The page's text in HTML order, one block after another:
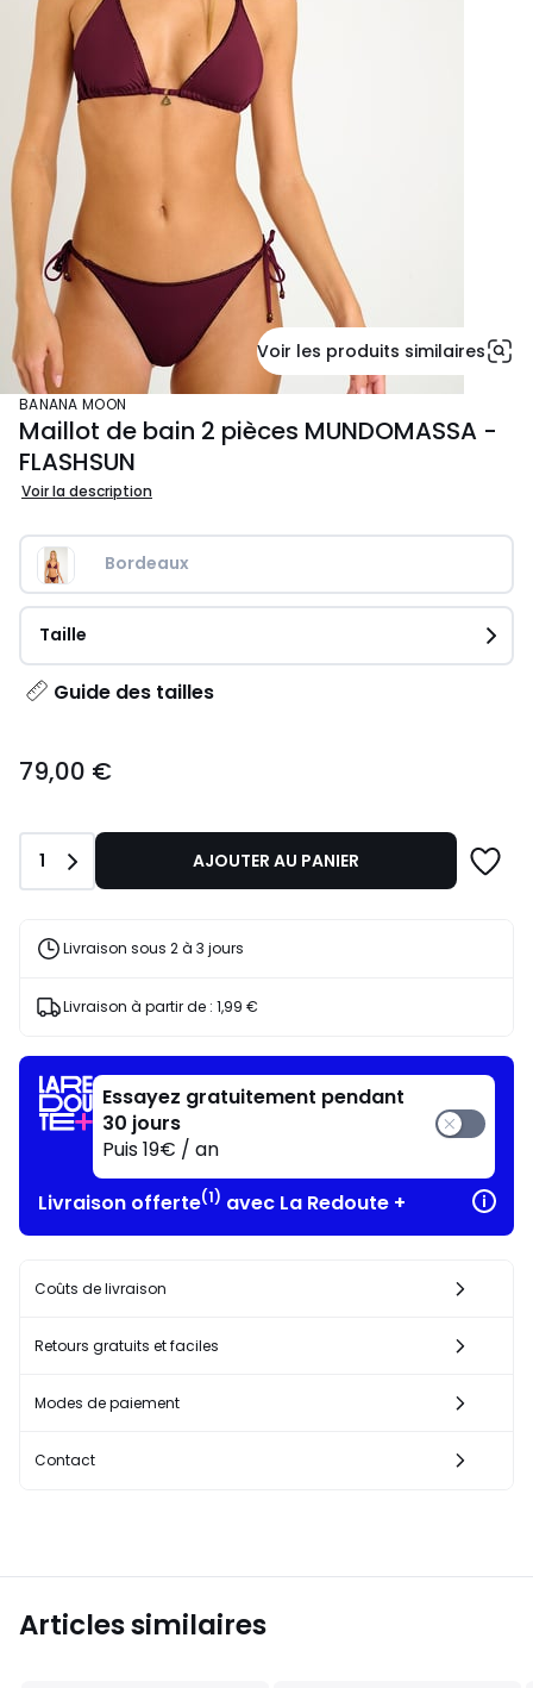
Voir les produits similaires
BANANA MOON
Maillot de bain 2 pièces MUNDOMASSA -
FLASHSUN
Voir la description
Bordeaux
Taille
Guide des tailles
€.
79,00 €
Quantité
1 AJOUTER AU PANIER
Livraison sous 2 à 3 jours
Livraison à partir de : 1,99 €
Essayez gratuitement pendant
30 jours
Puis 19€ / an
Livraison offerte(1) avec La Redoute +
Coûts de livraison
Retours gratuits et faciles
Modes de paiement
Contact
Articles similaires